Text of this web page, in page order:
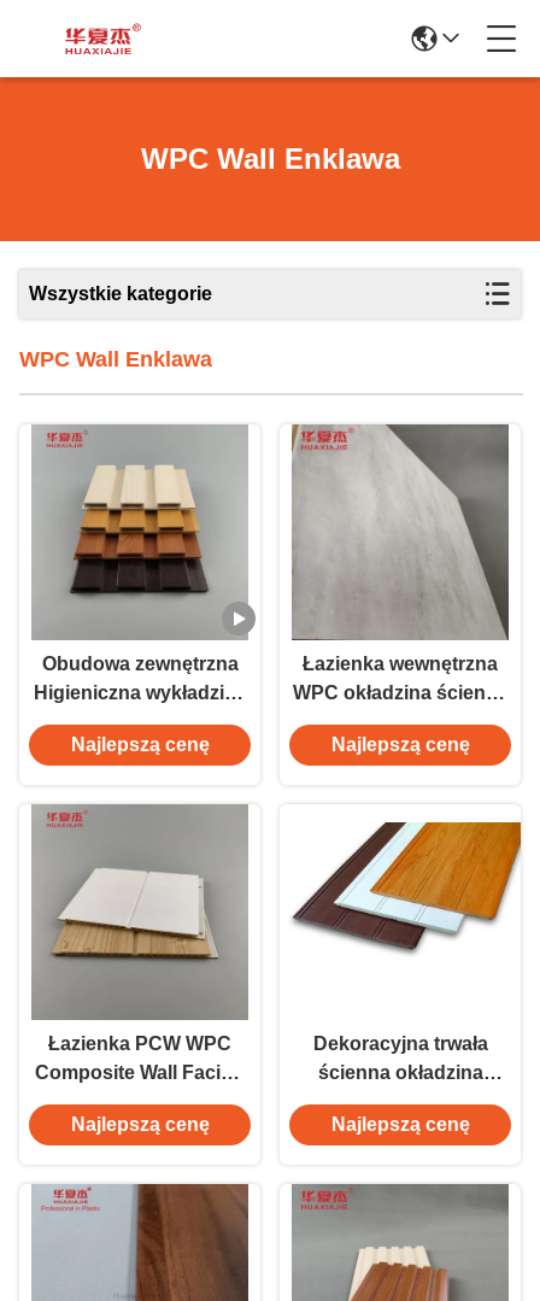
WPC Wall Enklawa
Wszystkie kategorie
WPC Wall Enklawa
Obudowa zewnętrzna
Higieniczna wykładzina
ścienna odporna na
warunki atmosferyczne
Najlepszą cenę
Łazienka wewnętrzna
WPC okładzina ścienna
PCV Drewniana
okładzina kompozytowa
Najlepszą cenę
Łazienka PCW WPC
Composite Wall Facing
Smooth Water Resistant
Najlepszą cenę
Dekoracyjna trwała
ścienna okładzina
ścienna / boazeria
wygodnie
Najlepszą cenę